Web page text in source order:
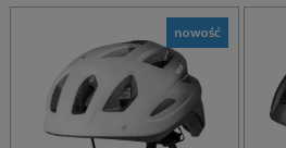
nowość